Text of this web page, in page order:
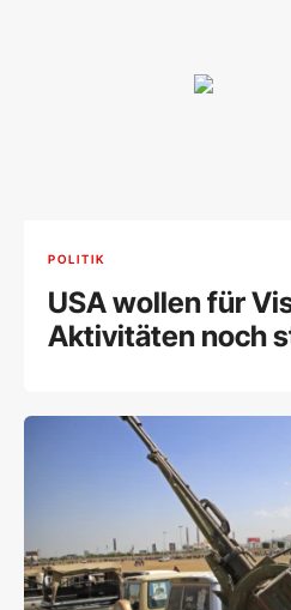
POLITIK
USA wollen für
Aktivitäten noch